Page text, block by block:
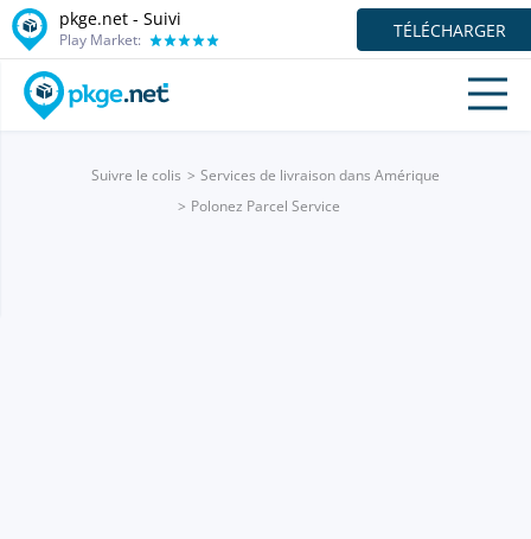
pkge.net - Suivi
Play Market: TÉLÉCHARGER
Suivre le colis
Services de livraison dans Amérique
Polonez Parcel Service